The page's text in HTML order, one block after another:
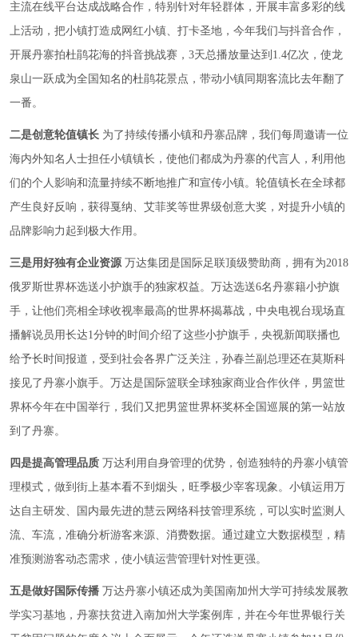
主流在线平台达成战略合作，特别针对年轻群体，开展丰富多彩的线
上活动，把小镇打造成网红小镇、打卡圣地，今年我们与抖音合作，
开展丹寨拍杜鹃花海的抖音挑战赛，3天总播放量达到1.4亿次，使龙
泉山一跃成为全国知名的杜鹃花景点，带动小镇同期客流比去年翻了
一番。
二是创意轮值镇长 为了持续传播小镇和丹寨品牌，我们每周邀请一位
海内外知名人士担任小镇镇长，使他们都成为丹寨的代言人，利用他
们的个人影响和流量持续不断地推广和宣传小镇。轮值镇长在全球都
产生良好反响，获得戛纳、艾菲奖等世界级创意大奖，对提升小镇的
品牌影响力起到极大作用。
三是用好独有企业资源 万达集团是国际足联顶级赞助商，拥有为2018
俄罗斯世界杯选送小护旗手的独家权益。万达选送6名丹寨籍小护旗
手，让他们亮相全球收视率最高的世界杯揭幕战，中央电视台现场直
播解说员用长达1分钟的时间介绍了这些小护旗手，央视新闻联播也
给予长时间报道，受到社会各界广泛关注，孙春兰副总理还在莫斯科
接见了丹寨小旗手。万达是国际篮联全球独家商业合作伙伴，男篮世
界杯今年在中国举行，我们又把男篮世界杯奖杯全国巡展的第一站放
到了丹寨。
四是提高管理品质 万达利用自身管理的优势，创造独特的丹寨小镇管
理模式，做到街上基本看不到烟头，旺季极少宰客现象。小镇运用万
达自主研发、国内最先进的慧云网络科技管理系统，可以实时监测人
流、车流，准确分析游客来源、消费数据。通过建立大数据模型，精
准预测游客动态需求，使小镇运营管理针对性更强。
五是做好国际传播 万达丹寨小镇还成为美国南加州大学可持续发展教
学实习基地，丹寨扶贫进入南加州大学案例库，并在今年世界银行关